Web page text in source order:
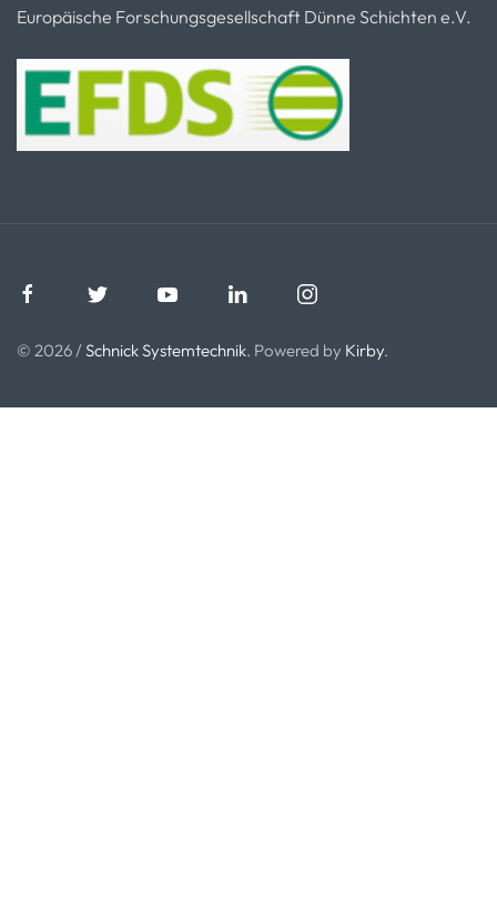
Europäische Forschungsgesellschaft Dünne Schichten e.V.
© 2026 /Schnick Systemtechnik. Powered by Kirby.